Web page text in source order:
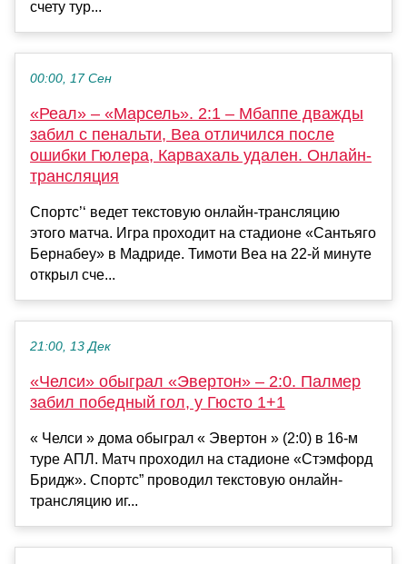
счету тур...
00:00, 17 Сен
«Реал» – «Марсель». 2:1 – Мбаппе дважды
забил с пенальти, Веа отличился после
ошибки Гюлера, Карвахаль удален. Онлайн-
трансляция
Спортс’‘ ведет текстовую онлайн-трансляцию
этого матча. Игра проходит на стадионе «Сантьяго
Бернабеу» в Мадриде. Тимоти Веа на 22-й минуте
открыл сче...
21:00, 13 Дек
«Челси» обыграл «Эвертон» – 2:0. Палмер
забил победный гол, у Гюсто 1+1
« Челси » дома обыграл « Эвертон » (2:0) в 16-м
туре АПЛ. Матч проходил на стадионе «Стэмфорд
Бридж». Спортс” проводил текстовую онлайн-
трансляцию иг...